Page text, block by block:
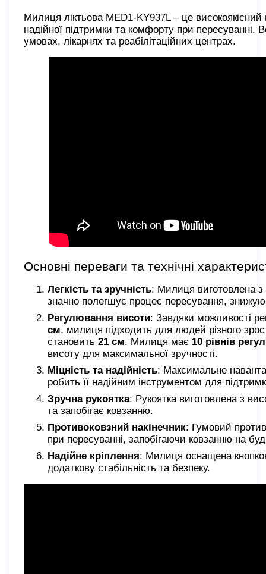
Милиця ліктьова MED1-KY937L – це
надійної підтримки та комфорту при пересуванні.
умовах, лікарнях та реабілітаційних центрах.
Основні переваги та технічні
Легкість та зручність: Милиця виготовлена з
значно полегшує процес пересування,
Регулювання висоти: Завдяки можливості
см, милиця підходить для людей різного
становить 21 см. Милиця має 10 рівнів
висоту для максимальної зручності.
Міцність та надійність: Максимальне
робить її надійним інструментом для
Зручна рукоятка: Рукоятка виготовлена з
та запобігає ковзанню.
Противоковзний накінечник: Гумовий
при пересуванні, запобігаючи ковзанню на
Надійне кріплення: Милиця оснащена
додаткову стабільність та безпеку.